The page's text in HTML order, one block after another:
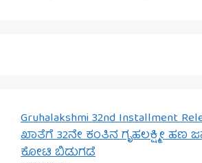
Gruhalakshmi 32nd Installment
ಖಾತೆಗೆ 32ನೇ ಕಂತಿನ ಗೃಹಲಕ್ಷ್ಮೀ ಹಣ
ಕೋಟಿ ಬಿಡುಗಡೆ